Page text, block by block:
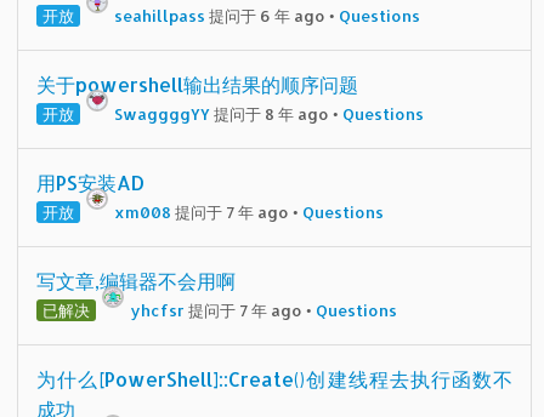
开放 seahillpass 提问于 6 年 ago • Questions
关于powershell输出结果的顺序问题
开放 SwaggggYY提问于 8 年 ago • Questions
用PS安装AD
开放 xm008 提问于 7 年 ago • Questions
写文章,编辑器不会用啊
已解决 yhcfsr 提问于 7 年 ago • Questions
为什么[PowerShell]::Create()创建线程去执行函数不
成功